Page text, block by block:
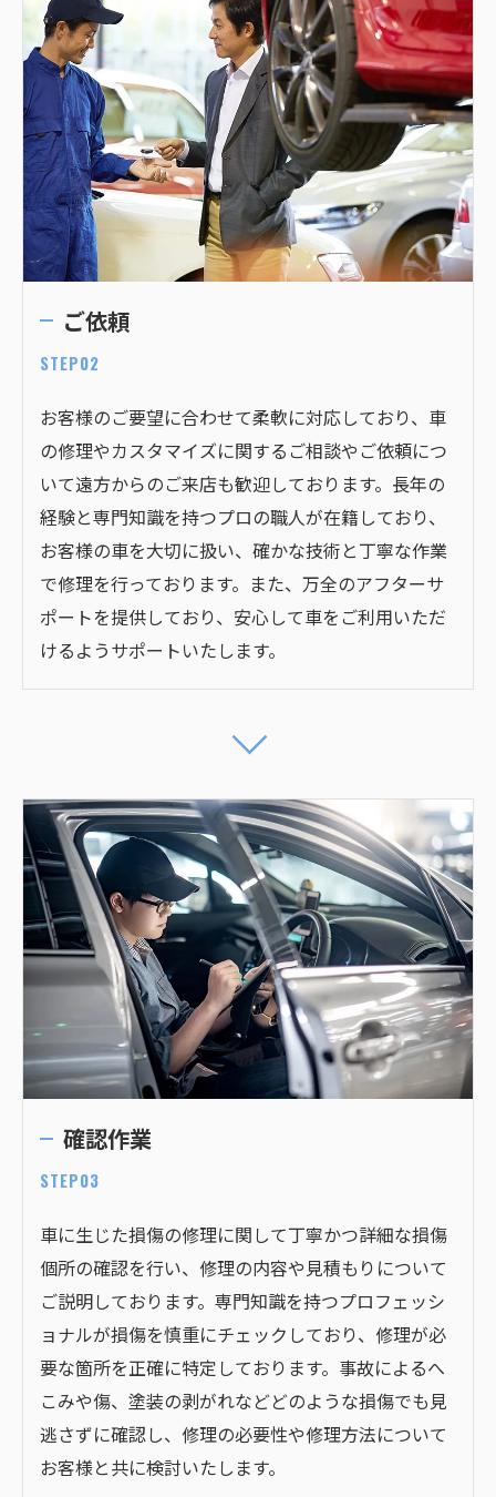
ご依頼
STEP02
お客様のご要望に合わせて柔軟に対応しており、車
の修理やカスタマイズに関するご相談やご依頼につ
いて遠方からのご来店も歓迎しております。長年の
経験と専門知識を持つプロの職人が在籍しており、
お客様の車を大切に扱い、確かな技術と丁寧な作業
で修理を行っております。また、万全のアフターサ
ポートを提供しており、安心して車をご利用いただ
けるようサポートいたします。
確認作業
STEP03
車に生じた損傷の修理に関して丁寧かつ詳細な損傷
個所の確認を行い、修理の内容や見積もりについて
ご説明しております。専門知識を持つプロフェッシ
ョナルが損傷を慎重にチェックしており、修理が必
要な箇所を正確に特定しております。事故によるへ
こみや傷、塗装の剥がれなどどのような損傷でも見
逃さずに確認し、修理の必要性や修理方法について
お客様と共に検討いたします。